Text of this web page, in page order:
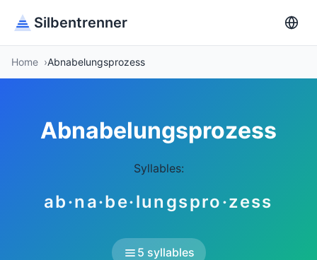
Silbentrenner
Home Abnabelungsprozess
Abnabelungsprozess
Syllables:
ab·na·be·lungspro·zess
5 syllables